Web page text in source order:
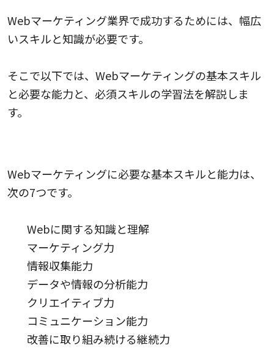
Webマーケティング業界で成功するためには、幅広
いスキルと知識が必要です。
そこで以下では、Webマーケティングの基本スキル
と必要な能力と、必須スキルの学習法を解説しま
す。
Webマーケティングに必要な基本スキルと能力は、
次の7つです。
Webに関する知識と理解
マーケティング力
情報収集能力
データや情報の分析能力
クリエイティブ力
コミュニケーション能力
改善に取り組み続ける継続力